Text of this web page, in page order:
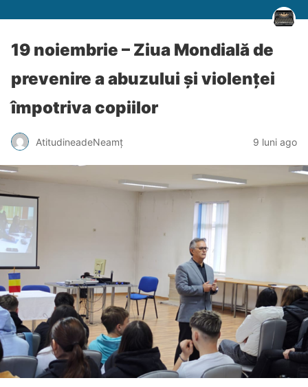
19 noiembrie – Ziua Mondială de
prevenire a abuzului și violenței
împotriva copiilor
AtitudineadeNeamț 9 luni ago